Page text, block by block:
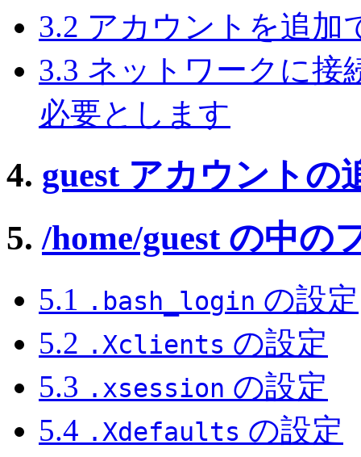
3.2 アカウントを追加
3.3 ネットワークに
必要とします
4. guest アカウントの
5. /home/guest の中の
5.1 .bash_login の設定
5.2 .Xclients の設定
5.3 .xsession の設定
5.4 .Xdefaults の設定